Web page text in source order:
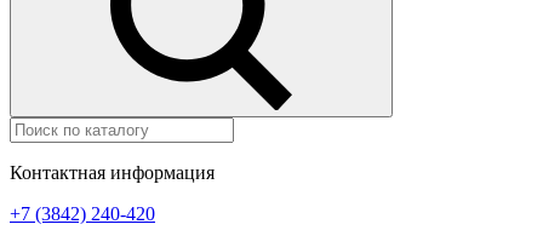
Контактная информация
+7 (3842) 240-420